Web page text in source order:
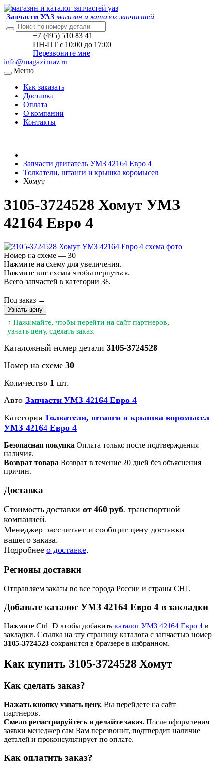
Запчасти УАЗ магазин и каталог запчастей
+7 (495) 510 83 41
ПН-ПТ с 10:00 до 17:00
Перезвоните мне
info@magazinuaz.ru
Меню
Как заказать
Доставка
Оплата
О компании
Контакты
Запчасти двигатель УМЗ 42164 Евро 4
Толкатели, штанги и крышка коромысел
Хомут
3105-3724528 Хомут УМЗ
42164 Евро 4
Номер на схеме — 30
Нажмите на схему для увеличения.
Нажмите вне схемы чтобы вернуться.
Всего запчастей в категории 38.
Под заказ →
Узнать цену
↑ Нажимайте, чтобы перейти на сайт партнеров,
узнать цену, сделать заказ.
Каталожный номер детали 3105-3724528
Номер на схеме 30
Количество 1 шт.
Авто Запчасти УМЗ 42164 Евро 4
Категория Толкатели, штанги и крышка коромысел
УМЗ 42164 Евро 4
Безопасная покупка Оплата только после подтверждения
наличия.
Возврат товара Возврат в течение 20 дней без объяснения
причин.
Доставка
Стоимость доставки от 460 руб. транспортной
компанией.
Менеджер рассчитает и сообщит цену доставки
вашего заказа.
Подробнее о доставке.
Регионы доставки
Отправляем заказы во все города России и страны СНГ.
Добавьте каталог УМЗ 42164 Евро 4 в закладки
Нажмите Ctrl+D чтобы добавить каталог УМЗ 42164 Евро 4 в
закладки. Ссылка на эту страницу каталога с запчастью номер
3105-3724528 сохранится в браузере в избранном.
Как купить 3105-3724528 Хомут
Как сделать заказ?
Нажать кнопку узнать цену. Вы перейдете на сайт
партнеров.
Смело регистрируйтесь и делайте заказ. После оформления
заявки менеджер сам Вам перезвонит, подтвердит наличие
деталей и проконсультирует по оплате.
Как оплатить заказ?